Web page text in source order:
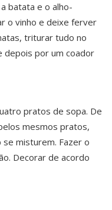
batata e o alho-
o vinho e deixe ferver
triturar tudo no
depois por um coador
pratos de sopa. De
mesmos pratos,
misturem. Fazer o
Decorar de acordo